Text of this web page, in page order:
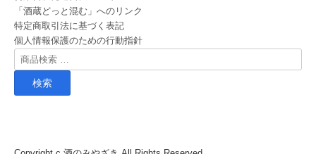
「酒蔵どっと混む」へのリンク
特定商取引法に基づく表記
個人情報保護のための行動指針
検
索
象: